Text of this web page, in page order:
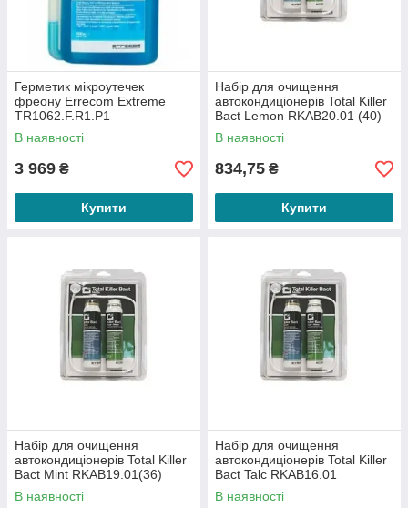
Герметик мікроутечек
фреону Errecom Extreme
TR1062.F.R1.P1
В наявності
3 969 ₴
Купити
Набір для очищення
автокондиціонерів Total Killer
Bact Lemon RKAB20.01 (40)
В наявності
834,75 ₴
Купити
Набір для очищення
автокондиціонерів Total Killer
Bact Mint RKAB19.01(36)
В наявності
Набір для очищення
автокондиціонерів Total Killer
Bact Talc RKAB16.01
В наявності